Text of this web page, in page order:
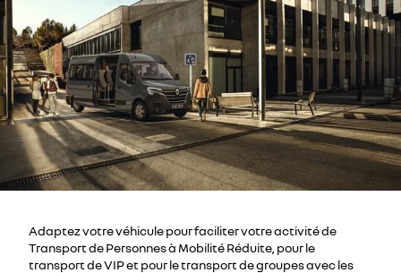
Adaptez votre véhicule pour faciliter votre activité de
Transport de Personnes à Mobilité Réduite, pour le
transport de VIP et pour le transport de groupes avec les